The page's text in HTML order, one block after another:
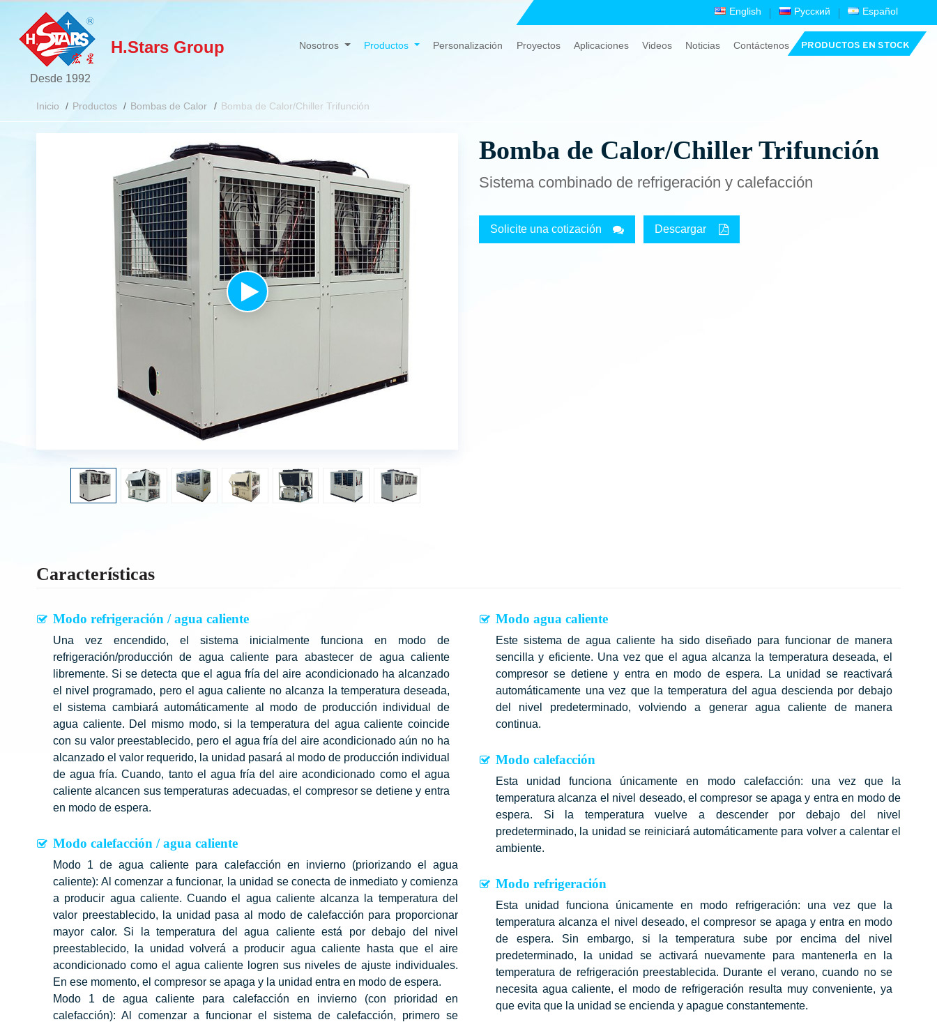
H.Stars Group
Desde 1992
English Русский Español
Nosotros Productos Personalización Proyectos Aplicaciones Videos Noticias Contáctenos PRODUCTOS EN STOCK
Inicio Productos Bombas de Calor Bomba de Calor/Chiller Trifunción
Bomba de Calor/Chiller Trifunción
Sistema combinado de refrigeración y calefacción
Solicite una cotización Descargar
Características
Modo refrigeración / agua caliente
Una vez encendido, el sistema inicialmente funciona en modo de
refrigeración/producción de agua caliente para abastecer de agua caliente
libremente. Si se detecta que el agua fría del aire acondicionado ha alcanzado
el nivel programado, pero el agua caliente no alcanza la temperatura deseada,
el sistema cambiará automáticamente al modo de producción individual de
agua caliente. Del mismo modo, si la temperatura del agua caliente coincide
con su valor preestablecido, pero el agua fría del aire acondicionado aún no ha
alcanzado el valor requerido, la unidad pasará al modo de producción individual
de agua fría. Cuando, tanto el agua fría del aire acondicionado como el agua
caliente alcancen sus temperaturas adecuadas, el compresor se detiene y entra
en modo de espera.
Modo calefacción / agua caliente
Modo 1 de agua caliente para calefacción en invierno (priorizando el agua
caliente): Al comenzar a funcionar, la unidad se conecta de inmediato y comienza
a producir agua caliente. Cuando el agua caliente alcanza la temperatura del
valor preestablecido, la unidad pasa al modo de calefacción para proporcionar
mayor calor. Si la temperatura del agua caliente está por debajo del nivel
preestablecido, la unidad volverá a producir agua caliente hasta que el aire
acondicionado como el agua caliente logren sus niveles de ajuste individuales.
En ese momento, el compresor se apaga y la unidad entra en modo de espera.
Modo 1 de agua caliente para calefacción en invierno (con prioridad en
calefacción): Al comenzar a funcionar el sistema de calefacción, primero se
Modo agua caliente
Este sistema de agua caliente ha sido diseñado para funcionar de manera
sencilla y eficiente. Una vez que el agua alcanza la temperatura deseada, el
compresor se detiene y entra en modo de espera. La unidad se reactivará
automáticamente una vez que la temperatura del agua descienda por debajo
del nivel predeterminado, volviendo a generar agua caliente de manera
continua.
Modo calefacción
Esta unidad funciona únicamente en modo calefacción: una vez que la
temperatura alcanza el nivel deseado, el compresor se apaga y entra en modo de
espera. Si la temperatura vuelve a descender por debajo del nivel
predeterminado, la unidad se reiniciará automáticamente para volver a calentar el
ambiente.
Modo refrigeración
Esta unidad funciona únicamente en modo refrigeración: una vez que la
temperatura alcanza el nivel deseado, el compresor se apaga y entra en modo
de espera. Sin embargo, si la temperatura sube por encima del nivel
predeterminado, la unidad se activará nuevamente para mantenerla en la
temperatura de refrigeración preestablecida. Durante el verano, cuando no se
necesita agua caliente, el modo de refrigeración resulta muy conveniente, ya
que evita que la unidad se encienda y apague constantemente.